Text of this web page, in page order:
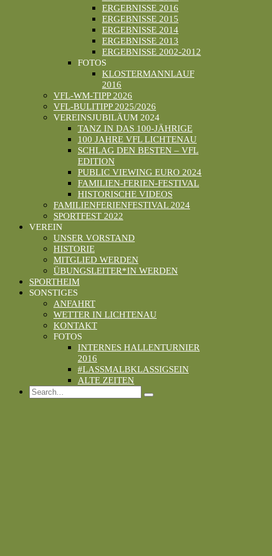
ERGEBNISSE 2016
ERGEBNISSE 2015
ERGEBNISSE 2014
ERGEBNISSE 2013
ERGEBNISSE 2002-2012
FOTOS
KLOSTERMANNLAUF
2016
VFL-WM-TIPP 2026
VFL-BULITIPP 2025/2026
VEREINSJUBILÄUM 2024
TANZ IN DAS 100-JÄHRIGE
100 JAHRE VFL LICHTENAU
SCHLAG DEN BESTEN – VFL
EDITION
PUBLIC VIEWING EURO 2024
FAMILIEN-FERIEN-FESTIVAL
HISTORISCHE VIDEOS
FAMILIENFERIENFESTIVAL 2024
SPORTFEST 2022
VEREIN
UNSER VORSTAND
HISTORIE
MITGLIED WERDEN
ÜBUNGSLEITER*IN WERDEN
SPORTHEIM
SONSTIGES
ANFAHRT
WETTER IN LICHTENAU
KONTAKT
FOTOS
INTERNES HALLENTURNIER
2016
#LASSMALBKLASSIGSEIN
ALTE ZEITEN
Search